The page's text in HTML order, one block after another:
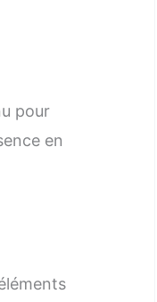
pour
en